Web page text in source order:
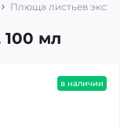
Плюща листьев
100 мл
в наличии